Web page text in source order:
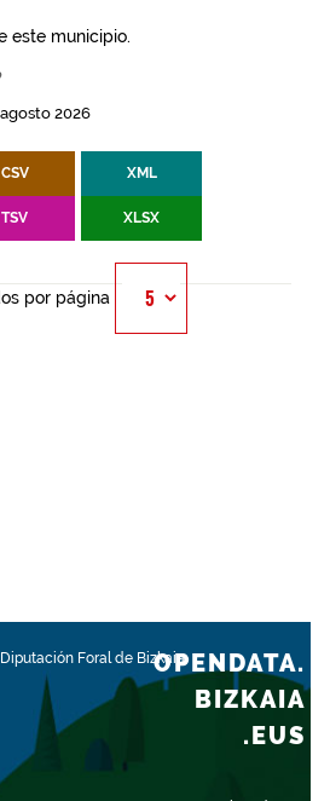
este municipio.
2026
CSV XML
TSV XLSX
por página
Diputación Foral de BizkaiaOPENDATA.
BIZKAIA
.EUS